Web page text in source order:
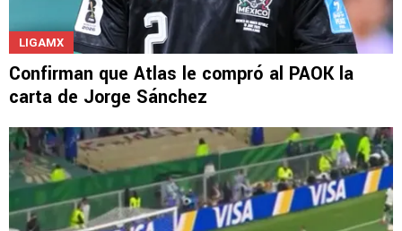
LIGAMX
Confirman que Atlas le compró al PAOK la
carta de Jorge Sánchez